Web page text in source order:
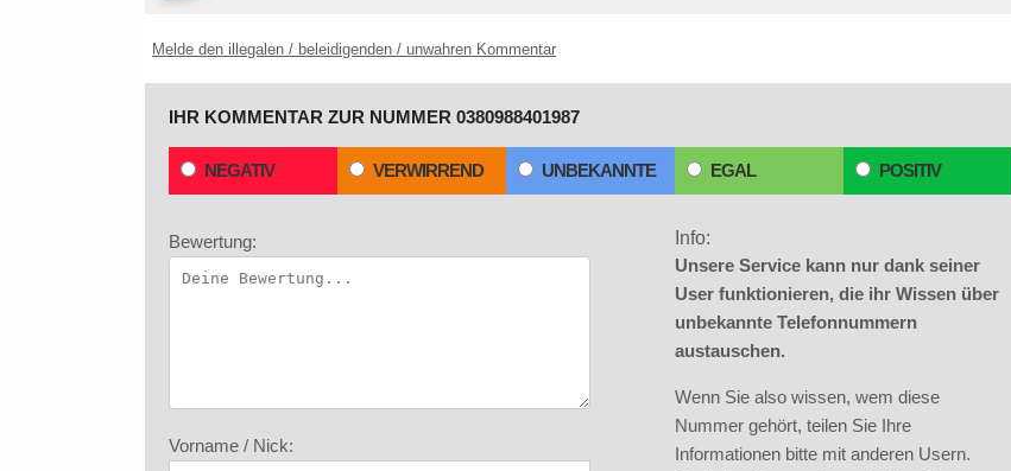
Melde den illegalen / beleidigenden / unwahren Kommentar
IHR KOMMENTAR ZUR NUMMER 0380988401987
NEGATIV VERWIRREND UNBEKANNTE EGAL POSITIV
Bewertung:
Vorname / Nick:
Info:
Unsere Service kann nur dank seiner
User funktionieren, die ihr Wissen über
unbekannte Telefonnummern
austauschen.
Wenn Sie also wissen, wem diese
Nummer gehört, teilen Sie Ihre
Informationen bitte mit anderen Usern.